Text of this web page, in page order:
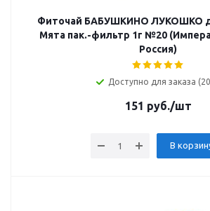
Фиточай БАБУШКИНО ЛУКОШКО
Мята пак.-фильтр 1г №20
Россия)
Доступно для заказа
151 руб./шт
В